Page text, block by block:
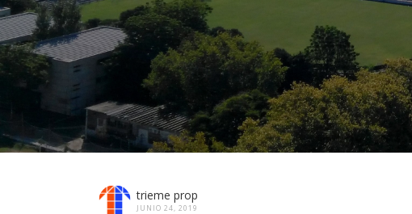
trieme prop
JUNIO 24, 2019